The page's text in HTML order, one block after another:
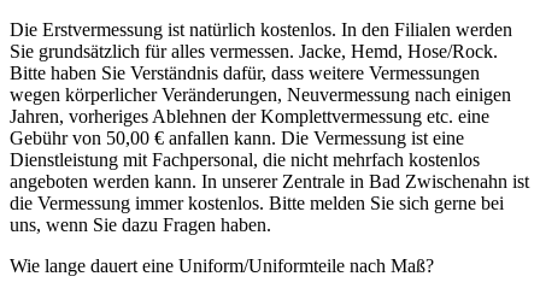
Die Erstvermessung ist natürlich kostenlos. In den Filialen werden
Sie grundsätzlich für alles vermessen. Jacke, Hemd, Hose/Rock.
Bitte haben Sie Verständnis dafür, dass weitere Vermessungen
wegen körperlicher Veränderungen, Neuvermessung nach einigen
Jahren, vorheriges Ablehnen der Komplettvermessung etc. eine
Gebühr von 50,00 € anfallen kann. Die Vermessung ist eine
Dienstleistung mit Fachpersonal, die nicht mehrfach kostenlos
angeboten werden kann. In unserer Zentrale in Bad Zwischenahn ist
die Vermessung immer kostenlos. Bitte melden Sie sich gerne bei
uns, wenn Sie dazu Fragen haben.
Wie lange dauert eine Uniform/Uniformteile nach Maß?